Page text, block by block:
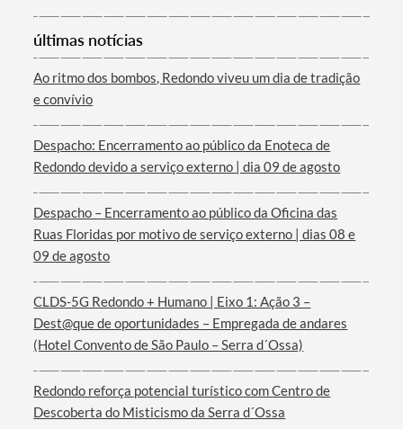
Termo de Pesquisa
Categorias gerais
Filtros
últimas notícias
Ao ritmo dos bombos, Redondo viveu um dia de tradição
e convívio
Despacho: Encerramento ao público da Enoteca de
Redondo devido a serviço externo | dia 09 de agosto
Despacho – Encerramento ao público da Oficina das
Ruas Floridas por motivo de serviço externo | dias 08 e
09 de agosto
CLDS-5G Redondo + Humano | Eixo 1: Ação 3 –
Dest@que de oportunidades – Empregada de andares
(Hotel Convento de São Paulo – Serra d´Ossa)
Redondo reforça potencial turístico com Centro de
Descoberta do Misticismo da Serra d´Ossa